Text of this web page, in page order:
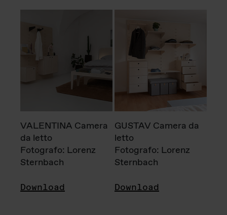
VALENTINA Camera
da letto
Fotografo: Lorenz
Sternbach
Download
GUSTAV Camera da
letto
Fotografo: Lorenz
Sternbach
Download